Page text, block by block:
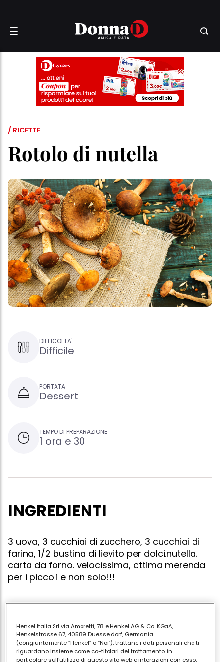
/ RICETTE
Rotolo di nutella
DIFFICOLTA'
Difficile
PORTATA
Dessert
TEMPO DI PREPARAZIONE
1 ora e 30
INGREDIENTI
3 uova, 3 cucchiai di zucchero, 3 cucchiai di
farina, 1/2 bustina di lievito per dolci.nutella.
carta da forno. velocissima, ottima merenda
per i piccoli e non solo!!!
Sbattere le uova a neve, unire i tuorli, lo zucchero, la
farina ed il lievito.versare il composto sulla teglia con
su la carta da forno, cuocere per 10 minuti.togliere
dal forno, spalmare di nutella(senza esagerare:d),
Henkel Italia Srl via Amoretti, 78 e Henkel AG & Co. KGaA,
Henkelstrasse 67, 40589 Duesseldorf, Germania
(congiuntamente “Henkel” o “Noi”), trattano i dati personali che ti
riguardano insieme come co-titolari del trattamento, in
particolare sull'utilizzo di questo sito web e interazioni con esso,